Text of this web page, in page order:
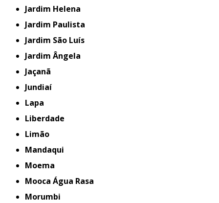
Jardim Helena
Jardim Paulista
Jardim São Luís
Jardim Ângela
Jaçanã
Jundiaí
Lapa
Liberdade
Limão
Mandaqui
Moema
Mooca Água Rasa
Morumbi